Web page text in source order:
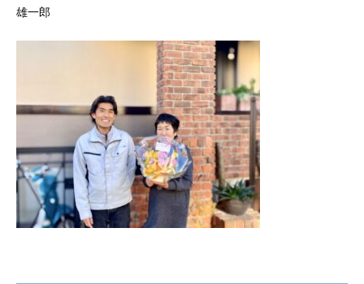
雄一郎